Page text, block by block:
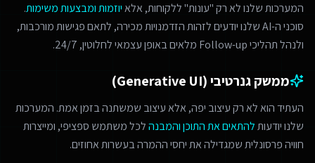
המערכות שלנו לא רק "עונות" ללקוחות, אלאיוזמות ומבצעות משימות.
סוכני ה-AI שלנו יודעים לזהות הזדמנויות מכירה, לתאם פגישות מורכבות,
ולנהל תהליכי Follow-up מלאים באופן עצמאי לחלוטין, 24/7.
ממשק גנרטיבי (Generative UI)
העתיד הוא לא רק עיצוב יפה, אלא עיצוב שמשתנה בזמן אמת. המערכות
שלנו יודעותלהתאים את התוכן והמבנהלכל משתמש ספציפי, ומייצרות
חוויה פרסונלית שמגדילה את יחסי ההמרה בעשרות אחוזים.